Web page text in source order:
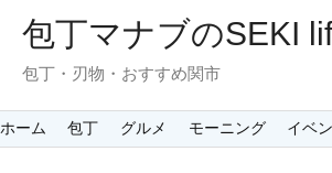
包丁マナブのSEKI
包丁・刃物・おすすめ関市
ホーム 包丁 グルメ モーニング イベ